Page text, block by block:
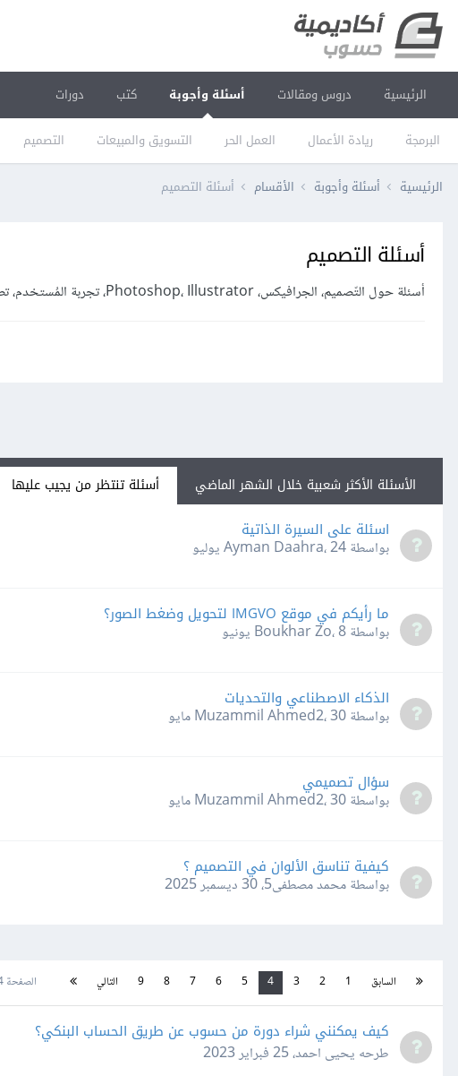
الرئيسية دروس ومقالات أسئلة وأجوبة
البرمجة ريادة الأعمال العمل الحر التسويق والمبيعات التصميم
كتب دورات
الرئيسية أسئلة وأجوبة الأقسام أسئلة التصميم
أسئلة التصميم
أسئلة حول التّصميم، الجرافيكس، Photoshop، Illustrator، تجربة المُستخدم، تصميم واجهات الاستخدام وغيرها
الأسئلة الأكثر شعبية خلال الشهر الماضي أسئلة تنتظر من يجيب عليها
اسئلة على السيرة الذاتية
بواسطة Ayman Daahra،24 يوليو
ما رأيكم في موقع IMGVO لتحويل وضغط الصور؟
بواسطة Boukhar Zo،8 يونيو
الذكاء الاصطناعي والتحديات
بواسطة Muzammil Ahmed2،30 مايو
سؤال تصميمي
بواسطة Muzammil Ahmed2،30 مايو
كيفية تناسق الألوان في التصميم ؟
بواسطة محمد مصطفى5، 30 ديسمبر 2025
السابق 1
2
3
4
5
6
7
8
9 التالي الصفحة 4 من 50
كيف يمكنني شراء دورة من حسوب عن طريق الحساب البنكي؟
طرحه يحيى احمد،25 فبراير 2023